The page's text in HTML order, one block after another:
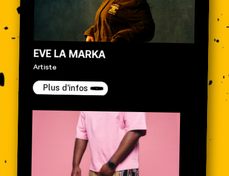
EVE LA MARKA
Artiste
Plus d'infos